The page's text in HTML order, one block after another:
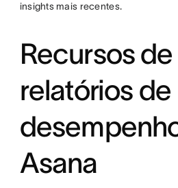
insights mais recentes.
Recursos de
relatórios de
Asana